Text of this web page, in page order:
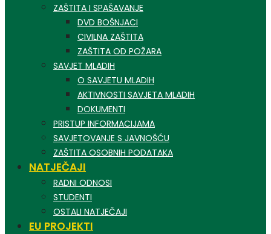
ZAŠTITA I SPAŠAVANJE
DVD BOŠNJACI
CIVILNA ZAŠTITA
ZAŠTITA OD POŽARA
SAVJET MLADIH
O SAVJETU MLADIH
AKTIVNOSTI SAVJETA MLADIH
DOKUMENTI
PRISTUP INFORMACIJAMA
SAVJETOVANJE S JAVNOŠĆU
ZAŠTITA OSOBNIH PODATAKA
NATJEČAJI
RADNI ODNOSI
STUDENTI
OSTALI NATJEČAJI
EU PROJEKTI